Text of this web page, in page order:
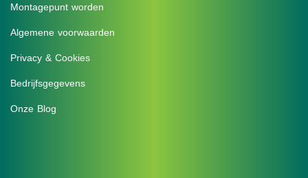
Montagepunt worden
Algemene voorwaarden
Privacy & Cookies
Bedrijfsgegevens
Onze Blog